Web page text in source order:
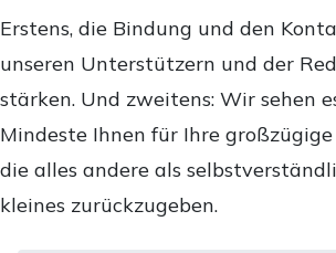
Erstens, die Bindung und den
unseren Unterstützern und der
stärken. Und zweitens: Wir sehen
Mindeste Ihnen für Ihre
die alles andere als
kleines zurückzugeben.